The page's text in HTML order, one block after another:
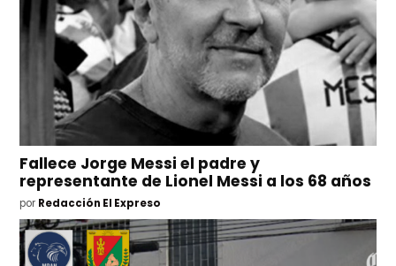
Fallece Jorge Messi el padre y
representante de Lionel Messi a los 68 años
por Redacción El Expreso